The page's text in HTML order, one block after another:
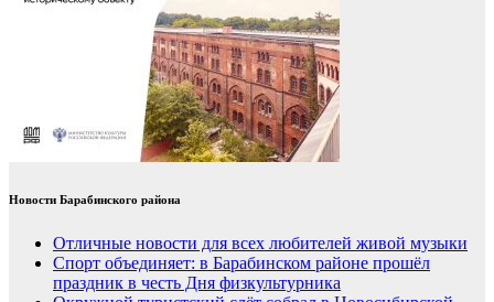
Новости Барабинского района
Отличные новости для всех любителей живой музыки
Спорт объединяет: в Барабинском районе прошёл
праздник в честь Дня физкультурника